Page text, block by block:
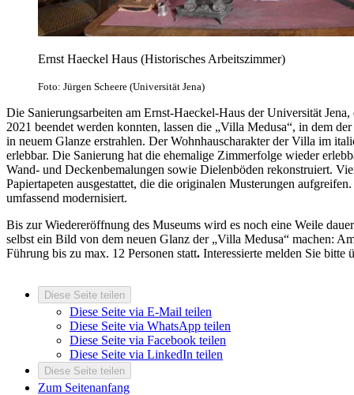
Ernst Haeckel Haus (Historisches Arbeitszimmer)
Foto: Jürgen Scheere (Universität Jena)
Die Sanierungsarbeiten am Ernst-Haeckel-Haus der Universität
2021 beendet werden konnten, lassen die „Villa Medusa“, in dem
in neuem Glanze erstrahlen. Der Wohnhauscharakter der Villa im
erlebbar. Die Sanierung hat die ehemalige Zimmerfolge wieder
Wand- und Deckenbemalungen sowie Dielenböden rekonstruiert.
Papiertapeten ausgestattet, die die originalen Musterungen
umfassend modernisiert.
Bis zur Wiedereröffnung des Museums wird es noch eine Weile
selbst ein Bild von dem neuen Glanz der „Villa Medusa“ machen:
Führung bis zu max. 12 Personen statt. Interessierte melden Sie
Diese Seite teilen
Diese Seite via E-Mail teilen
Diese Seite via WhatsApp teilen
Diese Seite via Facebook teilen
Diese Seite via LinkedIn teilen
Diese Seite teilen
Zum Seitenanfang